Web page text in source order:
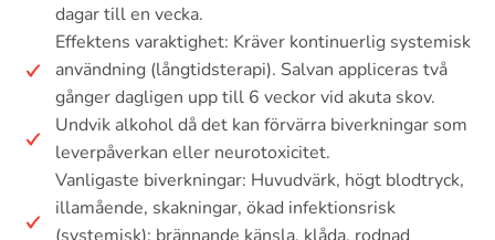
dagar till en vecka.
Effektens varaktighet: Kräver kontinuerlig systemisk
användning (långtidsterapi). Salvan appliceras två
gånger dagligen upp till 6 veckor vid akuta skov.
Undvik alkohol då det kan förvärra biverkningar som
leverpåverkan eller neurotoxicitet.
Vanligaste biverkningar: Huvudvärk, högt blodtryck,
illamående, skakningar, ökad infektionsrisk